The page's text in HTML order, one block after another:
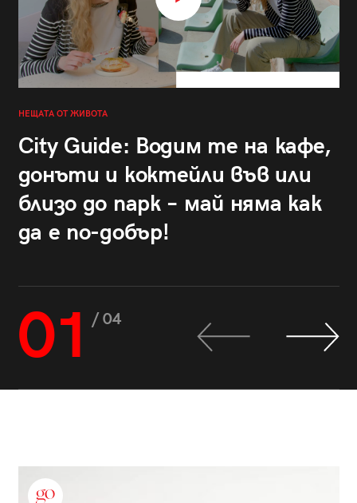
НЕЩАТА ОТ ЖИВОТА
City Guide: Водим те на кафе,
донъти и коктейли във или
близо до парк – май няма как
да е по-добър!
01 / 04